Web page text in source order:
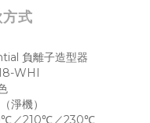
式
負離子造型器
WHI
淨機）
／210℃／230℃